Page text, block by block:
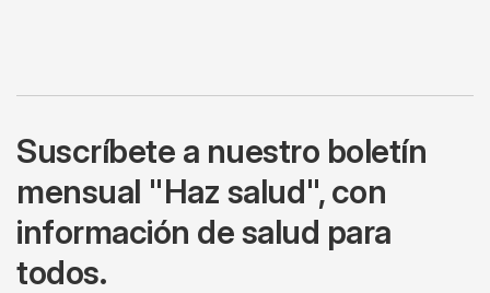
Suscríbete a nuestro boletín
mensual "Haz salud", con
información de salud para
todos.